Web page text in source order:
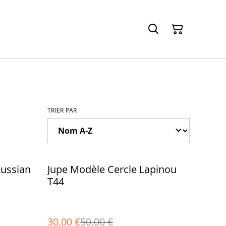
TRIER PAR
%
Jupe Modèle Cercle Lapinou
T44
30,00 €50,00 €